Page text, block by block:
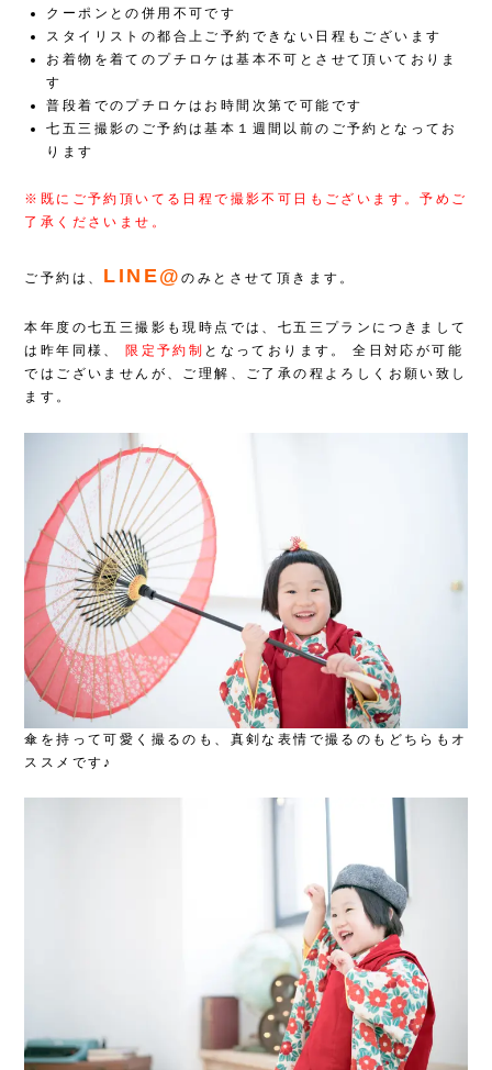
クーポンとの併用不可です
スタイリストの都合上ご予約できない日程もございます
お着物を着てのプチロケは基本不可とさせて頂いておりま
す
普段着でのプチロケはお時間次第で可能です
七五三撮影のご予約は基本１週間以前のご予約となってお
ります
※既にご予約頂いてる日程で撮影不可日もございます。予めご
了承くださいませ。
ご予約は、 LINE@のみとさせて頂きます。
本年度の七五三撮影も現時点では、七五三プランにつきまして
は昨年同様、
限定予約制 となっております。
全日対応が可能
ではございませんが、ご理解、ご了承の程よろしくお願い致し
ます。
傘を持って可愛く撮るのも、真剣な表情で撮るのもどちらもオ
ススメです♪